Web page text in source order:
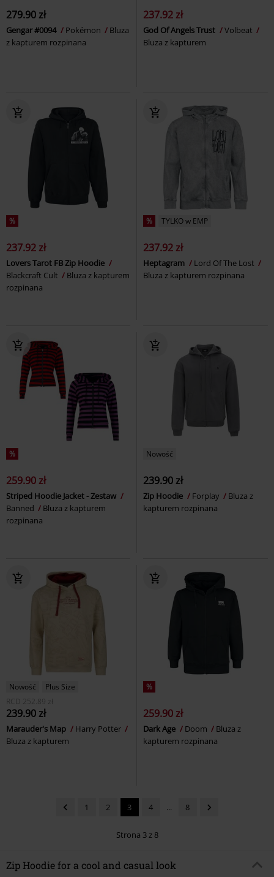
279.90 zł
Gengar #0094 Pokémon
Bluza
z kapturem rozpinana
237.92 zł
God Of Angels Trust
Volbeat
Bluza z kapturem
%
237.92 zł
Lovers Tarot FB Zip Hoodie
Blackcraft Cult
Bluza z kapturem
rozpinana
% TYLKO w EMP
237.92 zł
Heptagram
Lord Of The Lost
Bluza z kapturem rozpinana
%
259.90 zł
Striped Hoodie Jacket - Zestaw
Banned
Bluza z kapturem
rozpinana
Nowość
239.90 zł
Zip Hoodie Forplay
Bluza z
kapturem rozpinana
Nowość
Plus Size
RCD 252.89 zł
239.90 zł
Marauder's Map
Harry Potter
Bluza z kapturem
%
259.90 zł
Dark Age Doom
Bluza z
kapturem rozpinana
1 2 3 4 ... 8
Strona 3 z 8
Zip Hoodie for a cool and casual look